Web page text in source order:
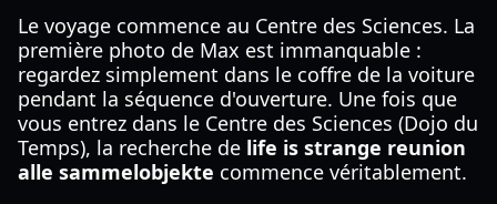
Le voyage commence au Centre des Sciences. La
première photo de Max est immanquable :
regardez simplement dans le coffre de la voiture
pendant la séquence d'ouverture. Une fois que
vous entrez dans le Centre des Sciences (Dojo du
Temps), la recherche de life is strange reunion
alle sammelobjekte commence véritablement.